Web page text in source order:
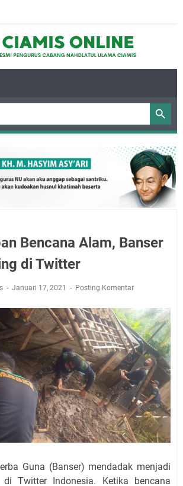
Bencana Alam, Banser
di Twitter
Januari 17, 2021 Posting Komentar
Guna (Banser) mendadak menjadi
Twitter Indonesia. Ketika bencana